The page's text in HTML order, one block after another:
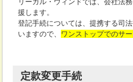
援します。
登記手続については、提携する司
いますので、 ワンストップでのサ
定款変更手続